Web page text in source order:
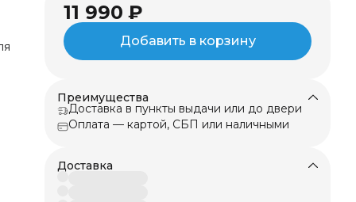
11 990 ₽
Добавить в корзину
Преимущества
Доставка в пункты выдачи или до двери
Оплата — картой, СБП или наличными
Доставка